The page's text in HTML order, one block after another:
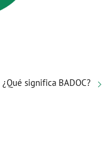
¿Qué significa BADOC?